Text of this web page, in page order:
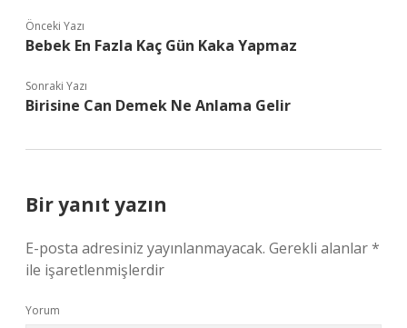
Önceki Yazı
Bebek En Fazla Kaç Gün Kaka Yapmaz
Sonraki Yazı
Birisine Can Demek Ne Anlama Gelir
Bir yanıt yazın
E-posta adresiniz yayınlanmayacak. Gerekli alanlar*
ile işaretlenmişlerdir
Yorum